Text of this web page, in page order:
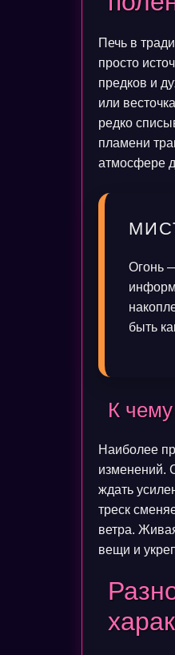
Печь в
просто
предков и
или
редко
пламени
атмосфере
Огонь
быть
К
Наиболее
изменений.
ждать
треск
ветра.
вещи и